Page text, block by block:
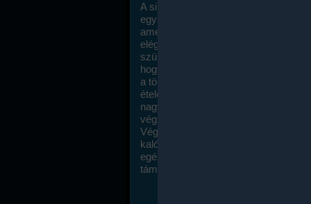
A sikeres fogyás titka valójában igen
egyszerű: égess több energiát, mint
amennyit beviszel. Természetesen
elég nagy fegyelemre és akaraterőre
szükség, de meglepődve fogod
hogy a kalóriaszámolás mennyire
a többi diétához képest. Itt nincsenek
ételek és a megengedett kalóriabevitelt
nagymértékben növelheted ha
végzel.
Végül, de nem utolsó sorban, a
kalóriaszámolás módszerét a legtöbb
egészségügyi szakorvos ajánlja és
támogatja.